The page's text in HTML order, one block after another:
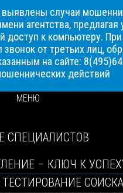
случаи
агентства, предлагая
доступ к компьютеру.
от третьих лиц,
на сайте:
действий
МЕНЮ
СПЕЦИАЛИСТОВ
– КЛЮЧ К